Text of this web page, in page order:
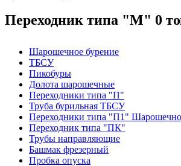
Переходник типа "М" 0
Шарошечное бурение
ТБСУ
Пикобуры
Долота шарошечные
Переходники типа "П"
Труба бурильная ТБСУ
Переходники типа "П1"
Переходник типа "ПК"
Трубы направляющие
Башмак фрезерный
Пробка опуска